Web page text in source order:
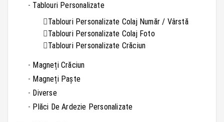
Tablouri Personalizate
Tablouri Personalizate Colaj Număr / Vârstă
Tablouri Personalizate Colaj Foto
Tablouri Personalizate Crăciun
Magneți Crăciun
Magneți Paște
Diverse
Plăci De Ardezie Personalizate